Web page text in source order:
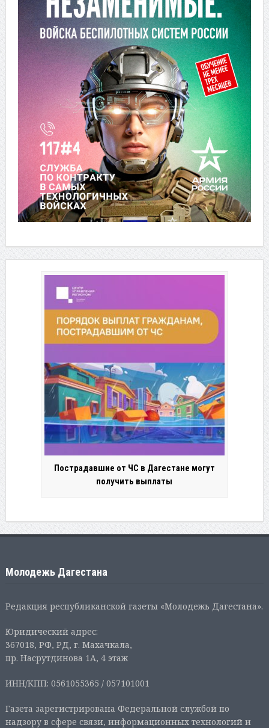
Пострадавшие от ЧС в Дагестане могут
получить выплаты
Молодежь Дагестана
Редакция республиканской газеты «Молодежь Дагестана».
Юридический адрес:
367018, РФ, РД, г. Махачкала,
пр. Насрутдинова 1А, 4 этаж
ИНН/КПП: 0561055365 / 057101001
Газета зарегистрирована Федеральной службой по
надзору в сфере связи, информационных технологий и